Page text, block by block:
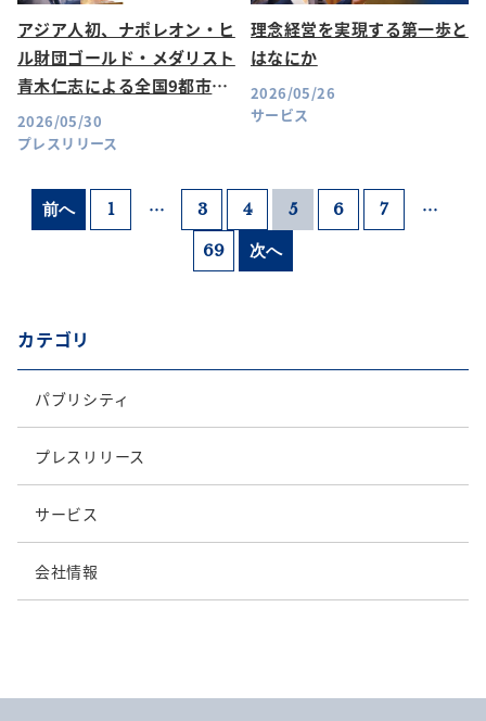
アジア人初、ナポレオン・ヒ
ル財団ゴールド・メダリスト
青木仁志による全国9都市・
特別講演会を開催いたしま
す！
プレスリリース
2026/05/30
理念経営を実現する第一歩と
はなにか
サービス
2026/05/26
前へ 1 … 3 4 5 6 7 …
69 次へ
カテゴリ
パブリシティ
プレスリリース
サービス
会社情報